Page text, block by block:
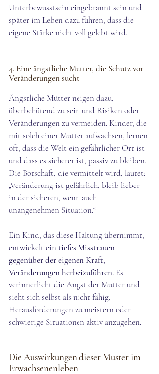
Unterbewusstsein eingebrannt sein und
später im Leben dazu führen, dass die
eigene Stärke nicht voll gelebt wird.
4. Eine ängstliche Mutter, die Schutz vor
Veränderungen sucht
Ängstliche Mütter neigen dazu,
überbehütend zu sein und Risiken oder
Veränderungen zu vermeiden. Kinder, die
mit solch einer Mutter aufwachsen, lernen
oft, dass die Welt ein gefährlicher Ort ist
und dass es sicherer ist, passiv zu bleiben.
Die Botschaft, die vermittelt wird, lautet:
„Veränderung ist gefährlich, bleib lieber
in der sicheren, wenn auch
unangenehmen Situation.“
Ein Kind, das diese Haltung übernimmt,
entwickelt ein tiefes Misstrauen
gegenüber der eigenen Kraft,
Veränderungen herbeizuführen. Es
verinnerlicht die Angst der Mutter und
sieht sich selbst als nicht fähig,
Herausforderungen zu meistern oder
schwierige Situationen aktiv anzugehen.
Die Auswirkungen dieser Muster im
Erwachsenenleben